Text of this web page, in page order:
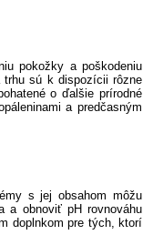
pokožky a poškodeniu
trhu sú k dispozícii rôzne
o ďalšie prírodné
a predčasným
s jej obsahom môžu
a obnoviť pH rovnováhu
doplnkom pre tých, ktorí